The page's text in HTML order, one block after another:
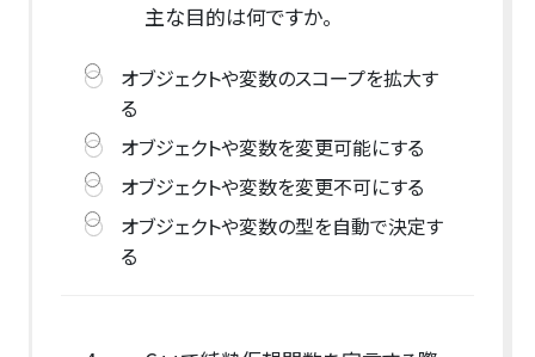
主な目的は何ですか。
オブジェクトや変数のスコープを拡大す
る
オブジェクトや変数を変更可能にする
オブジェクトや変数を変更不可にする
オブジェクトや変数の型を自動で決定す
る